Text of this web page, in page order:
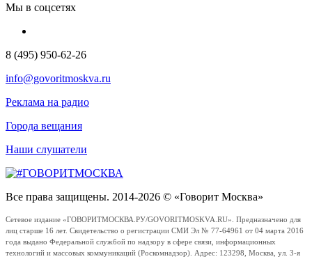
Мы в соцсетях
8 (495) 950-62-26
info@govoritmoskva.ru
Реклама на радио
Города вещания
Наши слушатели
Все права защищены. 2014-2026 © «Говорит Москва»
Сетевое издание «ГОВОРИТМОСКВА.РУ/GOVORITMOSKVA.RU». Предназначено для
лиц старше 16 лет. Свидетельство о регистрации СМИ Эл № 77-64961 от 04 марта 2016
года выдано Федеральной службой по надзору в сфере связи, информационных
технологий и массовых коммуникаций (Роскомнадзор). Адрес: 123298, Москва, ул. 3-я